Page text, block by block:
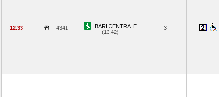
12.33 4341
BARI CENTRALE
(13.42)
3